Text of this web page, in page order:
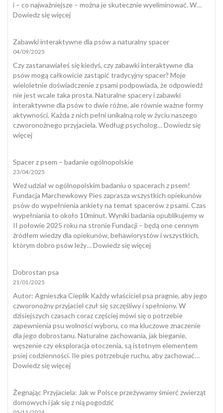
i – co najważniejsze – można je skutecznie wyeliminować. W…
Dowiedz się więcej:
psa
dlaczego
pies
zjada
odchody
i
jak
skutecznie
Zabawki interaktywne dla psów a naturalny spacer
04/09/2025
Czy zastanawiałeś się kiedyś, czy zabawki interaktywne dla
psów mogą całkowicie zastąpić tradycyjny spacer? Moje
wieloletnie doświadczenie z psami podpowiada, że odpowiedź
nie jest wcale taka prosta. Naturalne spacery i zabawki
interaktywne dla psów to dwie różne, ale równie ważne formy
aktywności. Każda z nich pełni unikalną rolę w życiu naszego
czworonożnego przyjaciela. Według psycholog…Dowiedz się
więcej:
dla
psów
a
naturalny
spacer
Spacer z psem – badanie ogólnopolskie
23/04/2025
Weź udział w ogólnopolskim badaniu o spacerach z psem!
Fundacja Marchewkowy Pies zaprasza wszystkich opiekunów
psów do wypełnienia ankiety na temat spacerów z psami. Czas
wypełniania to około 10minut. Wyniki badania opublikujemy w
II połowie 2025 roku na stronie Fundacji – będą one cennym
źródłem wiedzy dla opiekunów, behawiorystów i wszystkich,
którym dobro psów leży…Dowiedz się więcej:
badanie
ogólnopolskie
Dobrostan psa
21/01/2025
​Autor: Agnieszka Cieplik Każdy właściciel psa pragnie, aby jego
czworonożny przyjaciel czuł się szczęśliwy i spełniony. W
dzisiejszych czasach coraz częściej mówi się o potrzebie
zapewnienia psu wolności wyboru, co ma kluczowe znaczenie
dla jego dobrostanu. Naturalne zachowania, jak bieganie,
węszenie czy eksploracja otoczenia, są istotnym elementem
psiej codzienności. Ile pies potrzebuje ruchu, aby zachować…
Dowiedz się więcej:
Żegnając Przyjaciela: Jak w Polsce przeżywamy śmierć zwierząt
domowych i jak się z nią pogodzić